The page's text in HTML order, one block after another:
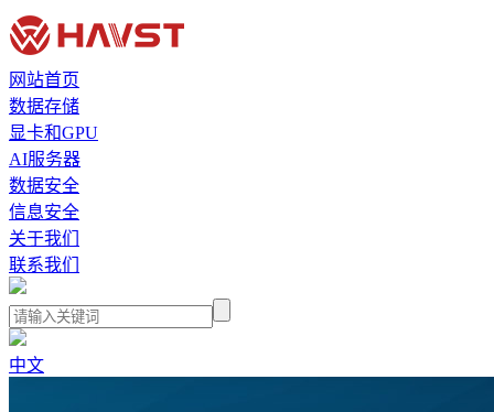
网站首页
数据存储
显卡和GPU
AI服务器
数据安全
信息安全
关于我们
联系我们
中文